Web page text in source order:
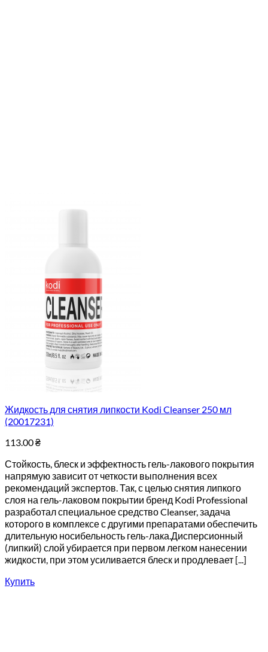
Жидкость для снятия липкости Kodi Cleanser 250 мл
(20017231)
113.00₴
Стойкость, блеск и эффектность гель-лакового покрытия
напрямую зависит от четкости выполнения всех
рекомендаций экспертов. Так, с целью снятия липкого
слоя на гель-лаковом покрытии бренд Kodi Professional
разработал специальное средство Cleanser, задача
которого в комплексе с другими препаратами обеспечить
длительную носибельность гель-лака.Дисперсионный
(липкий) слой убирается при первом легком нанесении
жидкости, при этом усиливается блеск и продлевает [...]
Купить